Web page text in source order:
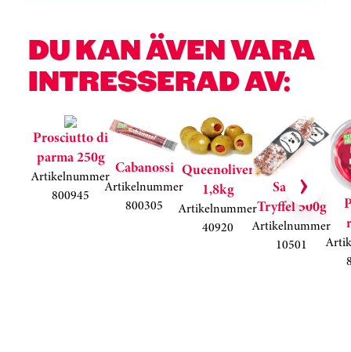
DU KAN ÄVEN VARA
INTRESSERAD AV:
Hoppa över kortkarusell
Prosciutto di
parma 250g
Artikelnummer
800945
Cabanossi
Artikelnummer
800305
Queenoliver
1,8kg
Artikelnummer
40920
Salami
Tryffel 500g
Artikelnummer
10501